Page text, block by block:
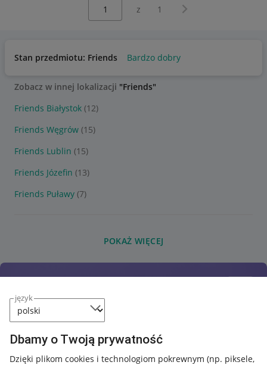
język
Dbamy o Twoją prywatność
Dzięki plikom cookies i technologiom pokrewnym (np. piksele,
z 1 Następna strona
Stan przedmiotu: Friends Bardzo dobry
Zobacz w innej lokalizacji "Friends"
Friends Białystok (12)
Friends Węgrów (15)
Friends Lublin (15)
Friends Józefin (13)
Friends Puławy (7)
POKAŻ WIĘCEJ